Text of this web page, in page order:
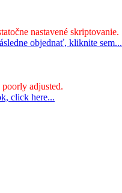
nastavené skriptovanie.
objednať, kliknite sem...
adjusted.
click here...